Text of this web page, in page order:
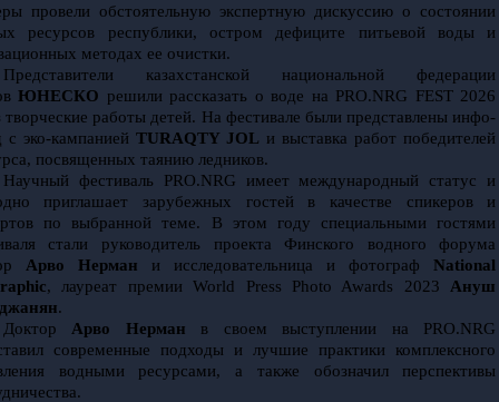
провели обстоятельную экспертную дискуссию о состоянии
ресурсов республики, остром дефиците питьевой воды и
методах ее очистки.
Представители казахстанской национальной федерации
ЮНЕСКО решили рассказать о воде на PRO.NRG FEST 2026
творческие работы детей. На фестивале были представлены инфо-
с эко-кампанией TURAQTY JOL и выставка работ победителей
посвященных таянию ледников.
Научный фестиваль PRO.NRG имеет международный статус и
приглашает зарубежных гостей в качестве спикеров и
по выбранной теме. В этом году специальными гостями
стали руководитель проекта Финского водного форума
Арво Нерман и исследовательница и фотограф National
, лауреат премии World Press Photo Awards 2023 Ануш
.
Доктор Арво Нерман в своем выступлении на PRO.NRG
современные подходы и лучшие практики комплексного
водными ресурсами, а также обозначил перспективы